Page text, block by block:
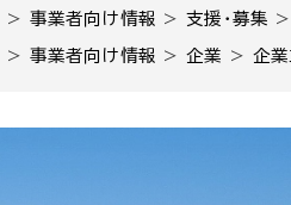
>事業者向け情報 >支援・募集
>事業者向け情報 >企業 > 企